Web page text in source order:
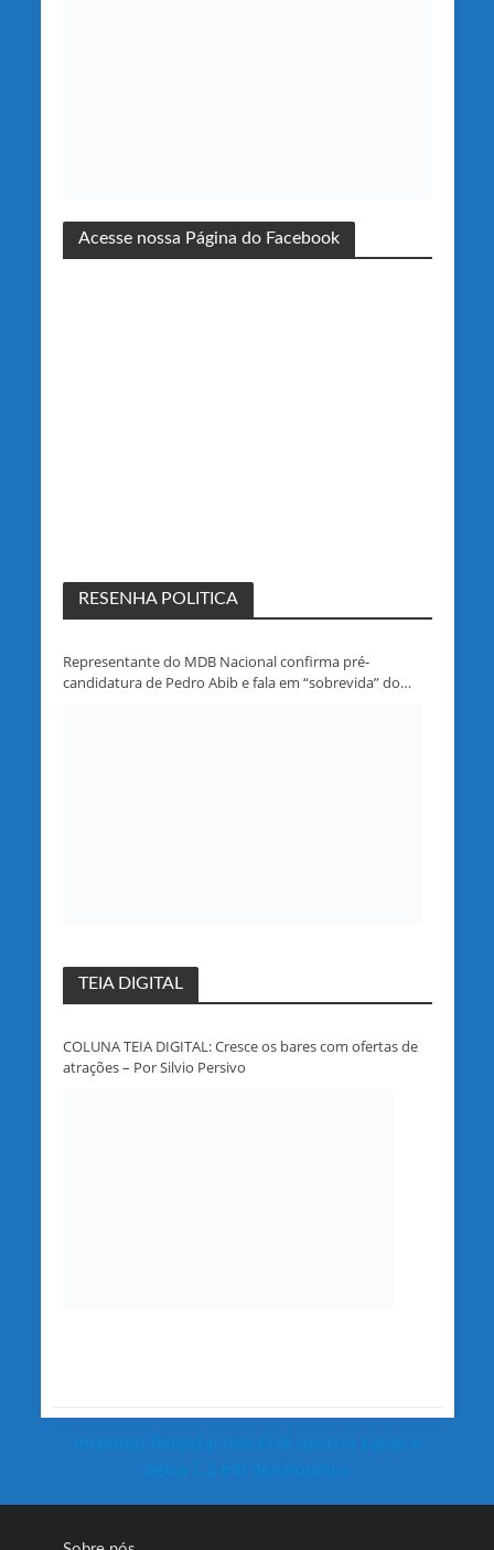
Acesse nossa Página do Facebook
RESENHA POLITICA
Representante do MDB Nacional confirma pré-
candidatura de Pedro Abib e fala em “sobrevida” do
TEIA DIGITAL
COLUNA TEIA DIGITAL: Cresce os bares com ofertas de
atrações – Por Silvio Persivo
Incêndio florestal nos EUA destrói casas e
deixa 1,2 mil desalojados